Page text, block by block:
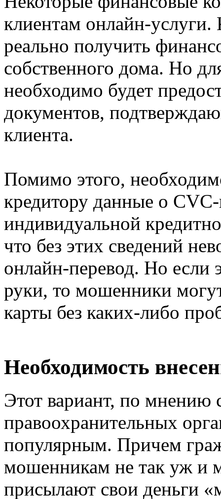
клиентам онлайн-услуги.
реально получить
собственного дома. Но
необходимо будет
документов,
клиента.
Помимо этого,
кредитору данные о
индивидуальной
что без этих сведений
онлайн-перевод. Но если
руки, то мошенники
карты без каких-либо
Необходимость
Этот вариант, по мнению
правоохранительных
популярным. Причем
мошенникам не так уж и
присылают свои деньги